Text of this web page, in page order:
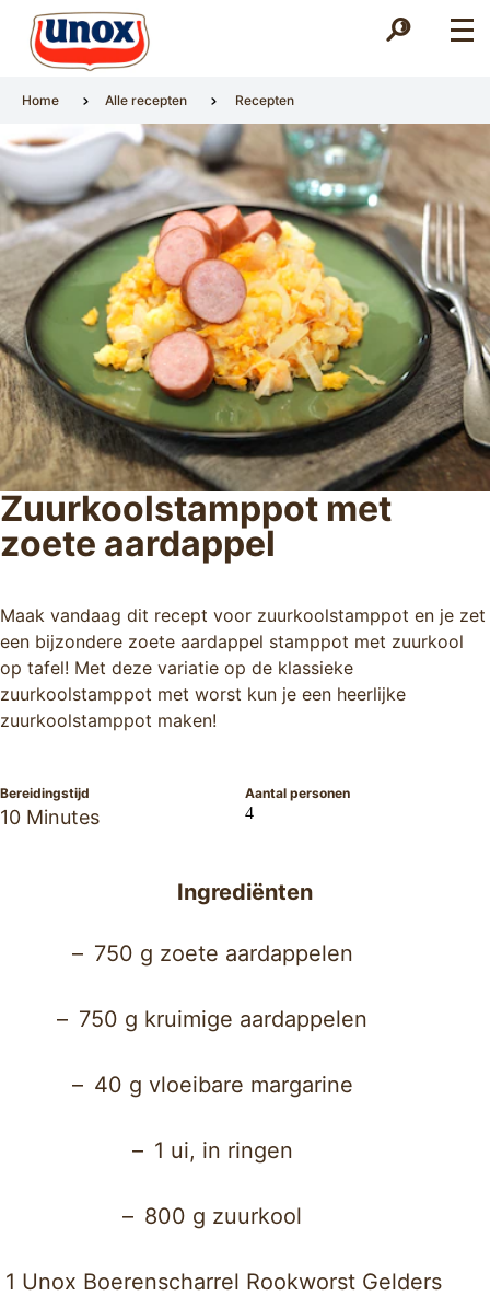
Zoek
Zoek
Home Alle recepten Recepten
Zuurkoolstamppot met
zoete aardappel
Maak vandaag dit recept voor zuurkoolstamppot en je zet
een bijzondere zoete aardappel stamppot met zuurkool
op tafel! Met deze variatie op de klassieke
zuurkoolstamppot met worst kun je een heerlijke
zuurkoolstamppot maken!
Bereidingstijd
10 Minutes
Aantal personen
4
Ingrediënten
750 g zoete aardappelen
750 g kruimige aardappelen
40 g vloeibare margarine
1 ui, in ringen
800 g zuurkool
1 Unox Boerenscharrel Rookworst Gelders